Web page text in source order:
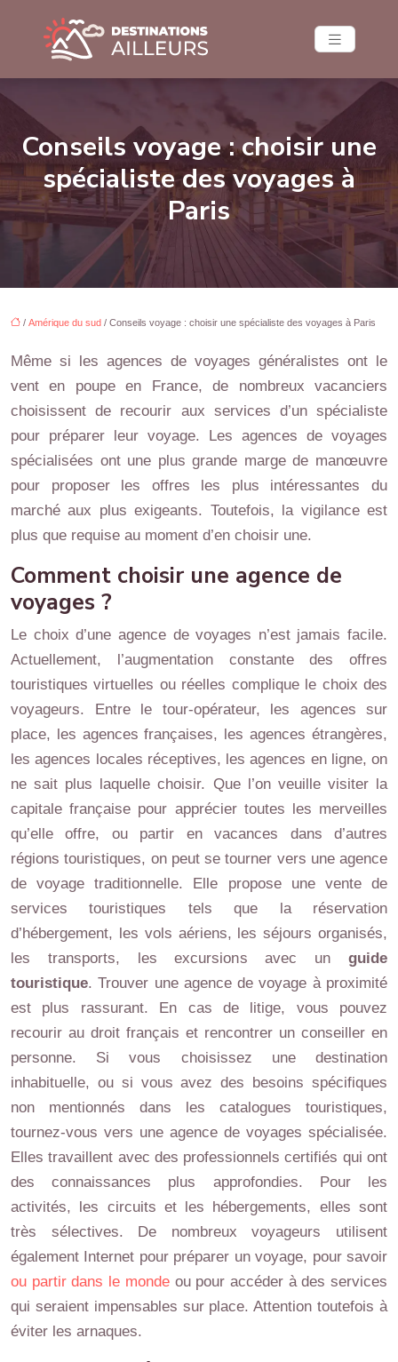
Conseils voyage : choisir une
spécialiste des voyages à
Paris
/ Amérique du sud / Conseils voyage : choisir une spécialiste des voyages à Paris
Même si les agences de voyages généralistes ont le
vent en poupe en France, de nombreux vacanciers
choisissent de recourir aux services d’un spécialiste
pour préparer leur voyage. Les agences de voyages
spécialisées ont une plus grande marge de manœuvre
pour proposer les offres les plus intéressantes du
marché aux plus exigeants. Toutefois, la vigilance est
plus que requise au moment d’en choisir une.
Comment choisir une agence de
voyages ?
Le choix d’une agence de voyages n’est jamais facile.
Actuellement, l’augmentation constante des offres
touristiques virtuelles ou réelles complique le choix des
voyageurs. Entre le tour-opérateur, les agences sur
place, les agences françaises, les agences étrangères,
les agences locales réceptives, les agences en ligne, on
ne sait plus laquelle choisir. Que l’on veuille visiter la
capitale française pour apprécier toutes les merveilles
qu’elle offre, ou partir en vacances dans d’autres
régions touristiques, on peut se tourner vers une agence
de voyage traditionnelle. Elle propose une vente de
services touristiques tels que la réservation
d’hébergement, les vols aériens, les séjours organisés,
les transports, les excursions avec un guide
touristique. Trouver une agence de voyage à proximité
est plus rassurant. En cas de litige, vous pouvez
recourir au droit français et rencontrer un conseiller en
personne. Si vous choisissez une destination
inhabituelle, ou si vous avez des besoins spécifiques
non mentionnés dans les catalogues touristiques,
tournez-vous vers une agence de voyages spécialisée.
Elles travaillent avec des professionnels certifiés qui ont
des connaissances plus approfondies. Pour les
activités, les circuits et les hébergements, elles sont
très sélectives. De nombreux voyageurs utilisent
également Internet pour préparer un voyage, pour savoir
ou partir dans le mondeou pour accéder à des services
qui seraient impensables sur place. Attention toutefois à
éviter les arnaques.